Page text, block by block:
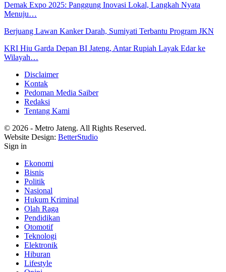
Demak Expo 2025: Panggung Inovasi Lokal, Langkah Nyata
Menuju…
Berjuang Lawan Kanker Darah, Sumiyati Terbantu Program JKN
KRI Hiu Garda Depan BI Jateng, Antar Rupiah Layak Edar ke
Wilayah…
Disclaimer
Kontak
Pedoman Media Saiber
Redaksi
Tentang Kami
© 2026 - Metro Jateng. All Rights Reserved.
Website Design: BetterStudio
Sign in
Ekonomi
Bisnis
Politik
Nasional
Hukum Kriminal
Olah Raga
Pendidikan
Otomotif
Teknologi
Elektronik
Hiburan
Lifestyle